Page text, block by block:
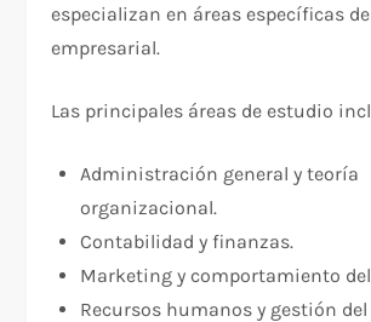
especializan en áreas específicas
empresarial.
Las principales áreas de estudio
Administración general y teoría
organizacional.
Contabilidad y finanzas.
Marketing y comportamiento
Recursos humanos y gestión